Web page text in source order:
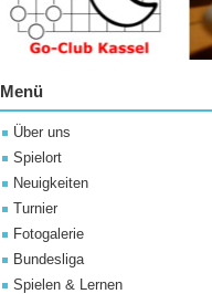
Menü
Über uns
Spielort
Neuigkeiten
Turnier
Fotogalerie
Bundesliga
Spielen & Lernen